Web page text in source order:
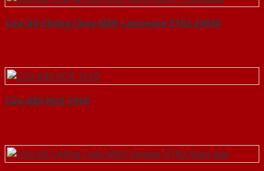
Cửa Gỗ Chống Cháy MDF Laminate P1R2 23029
Cửa ABS KOS 101D